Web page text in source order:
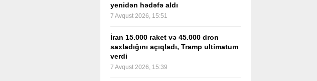
yenidən hədəfə aldı
7 Avqust 2026, 15:51
İran 15.000 raket və 45.000 dron
saxladığını açıqladı, Tramp ultimatum
verdi
7 Avqust 2026, 15:39